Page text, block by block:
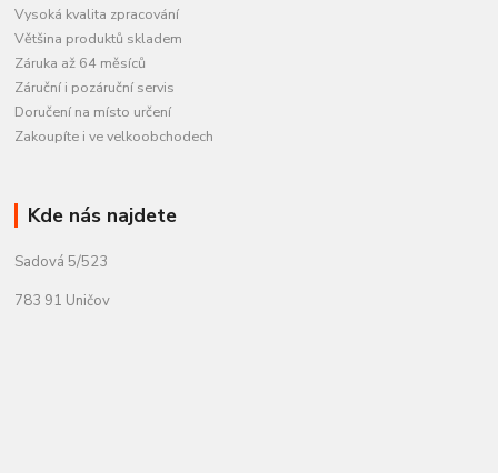
Vysoká kvalita zpracování
Většina produktů skladem
Záruka až 64 měsíců
Záruční i pozáruční servis
Doručení na místo určení
Zakoupíte i ve velkoobchodech
Kde nás najdete
Sadová 5/523
783 91 Uničov